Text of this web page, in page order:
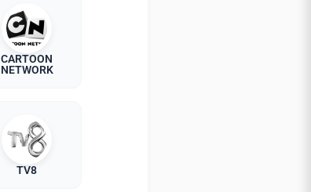
CARTOON
NETWORK
TV8